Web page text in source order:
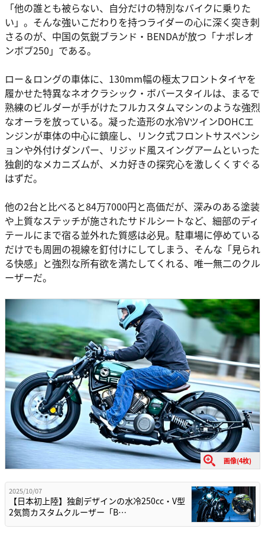
「他の誰とも被らない、自分だけの特別なバイクに乗りた
い」。そんな強いこだわりを持つライダーの心に深く突き刺
さるのが、中国の気鋭ブランド・BENDAが放つ「ナポレオ
ンボブ250」である。
ロー＆ロングの車体に、130mm幅の極太フロントタイヤを
履かせた特異なネオクラシック・ボバースタイルは、まるで
熟練のビルダーが手がけたフルカスタムマシンのような強烈
なオーラを放っている。凝った造形の水冷VツインDOHCエ
ンジンが車体の中心に鎮座し、リンク式フロントサスペンシ
ョンや外付けダンパー、リジッド風スイングアームといった
独創的なメカニズムが、メカ好きの探究心を激しくくすぐる
はずだ。
他の2台と比べると84万7000円と高価だが、深みのある塗装
や上質なステッチが施されたサドルシートなど、細部のディ
テールにまで宿る並外れた質感は必見。駐車場に停めている
だけでも周囲の視線を釘付けにしてしまう、そんな「見られ
る快感」と強烈な所有欲を満たしてくれる、唯一無二のクル
ーザーだ。
画像(4枚)
2025/10/07
【日本初上陸】独創デザインの水冷250cc・V型
2気筒カスタムクルーザー「B…